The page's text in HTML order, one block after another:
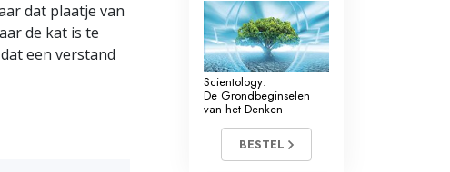
dat plaatje van
de kat is te
een verstand
Scientology:
De Grondbeginselen
van het Denken
BESTEL